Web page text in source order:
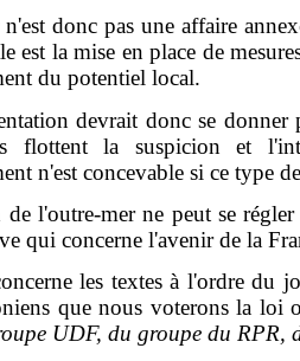
donc pas une affaire
est la mise en place de
du potentiel local.
devrait donc se
flottent la suspicion et
n'est concevable si ce type
l'outre-mer ne peut se
qui concerne l'avenir de la
les textes à l'ordre du
que nous voterons la
UDF, du groupe du RPR,